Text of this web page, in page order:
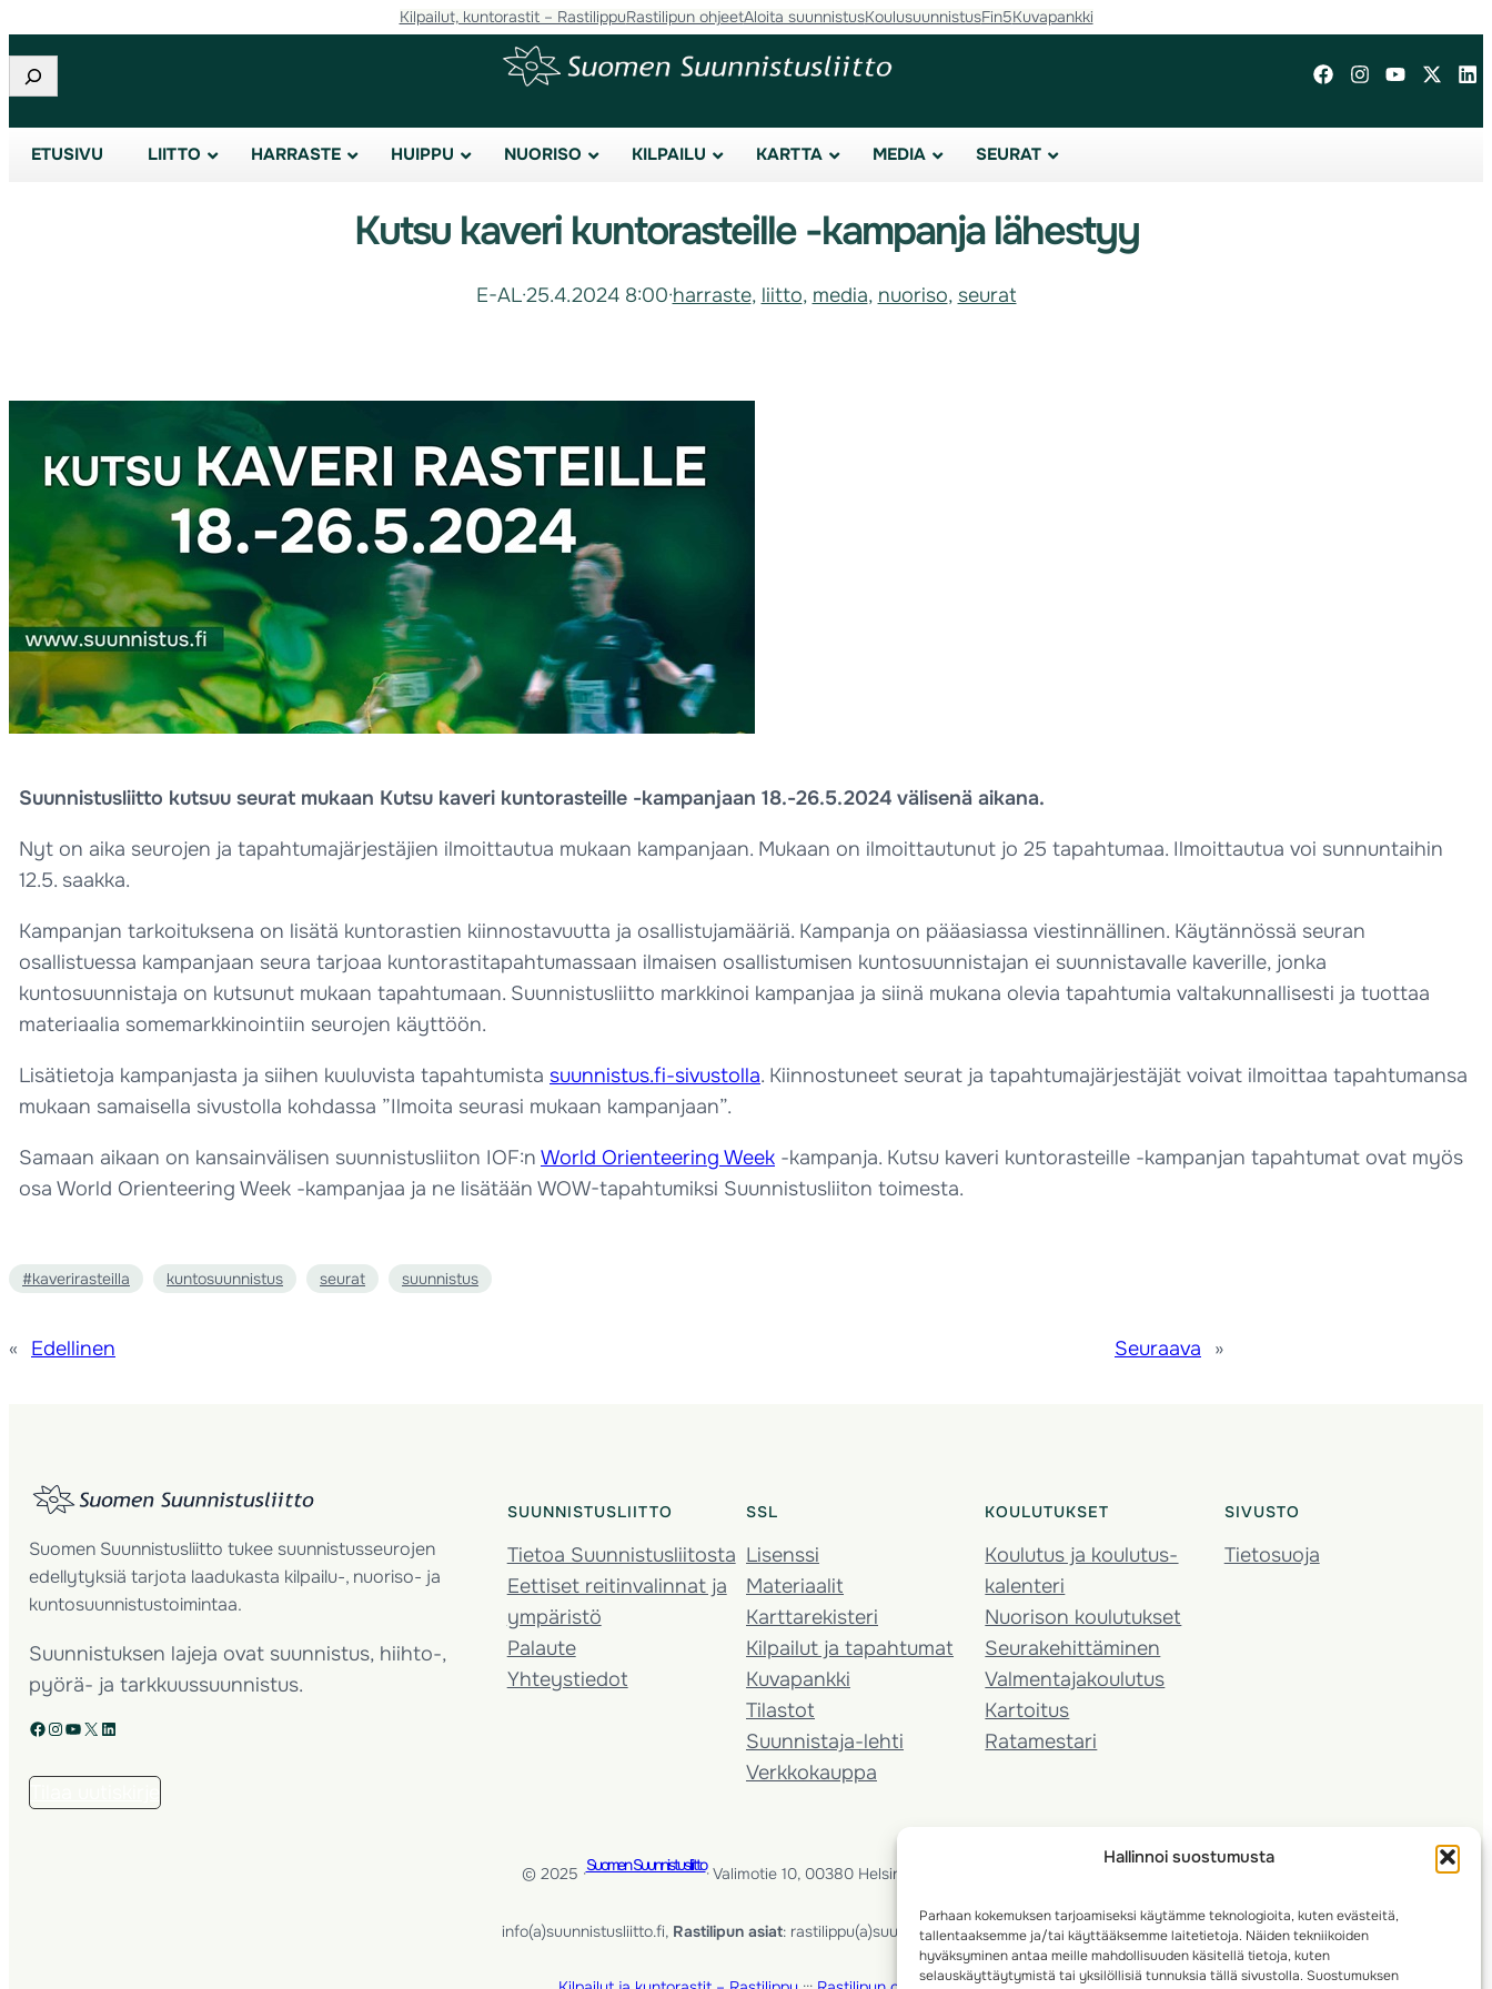
Hallinnoi suostumusta
Parhaan kokemuksen tarjoamiseksi käytämme teknologioita, kuten evästeitä,
tallentaaksemme ja/tai käyttääksemme laitetietoja. Näiden tekniikoiden
hyväksyminen antaa meille mahdollisuuden käsitellä tietoja, kuten
selauskäyttäytymistä tai yksilöllisiä tunnuksia tällä sivustolla. Suostumuksen
Kilpailut, kuntorastit – RastilippuRastilipun ohjeetAloita suunnistusKoulusuunnistusFin5Kuvapankki
Etsi
ETUSIVU LIITTO HARRASTE HUIPPU NUORISO KILPAILU KARTTA MEDIA SEURAT
Kutsu kaveri kuntorasteille -kampanja lähestyy
E-AL·25.4.2024 8:00·harraste, liitto, media, nuoriso, seurat
Suunnistusliitto kutsuu seurat mukaan Kutsu kaveri kuntorasteille -kampanjaan 18.-26.5.2024 välisenä aikana.
Nyt on aika seurojen ja tapahtumajärjestäjien ilmoittautua mukaan kampanjaan. Mukaan on ilmoittautunut jo 25 tapahtumaa. Ilmoittautua voi sunnuntaihin
12.5. saakka.
Kampanjan tarkoituksena on lisätä kuntorastien kiinnostavuutta ja osallistujamääriä. Kampanja on pääasiassa viestinnällinen. Käytännössä seuran
osallistuessa kampanjaan seura tarjoaa kuntorastitapahtumassaan ilmaisen osallistumisen kuntosuunnistajan ei suunnistavalle kaverille, jonka
kuntosuunnistaja on kutsunut mukaan tapahtumaan. Suunnistusliitto markkinoi kampanjaa ja siinä mukana olevia tapahtumia valtakunnallisesti ja tuottaa
materiaalia somemarkkinointiin seurojen käyttöön.
Lisätietoja kampanjasta ja siihen kuuluvista tapahtumista suunnistus.fi-sivustolla. Kiinnostuneet seurat ja tapahtumajärjestäjät voivat ilmoittaa tapahtumansa
mukaan samaisella sivustolla kohdassa ”Ilmoita seurasi mukaan kampanjaan”.
Samaan aikaan on kansainvälisen suunnistusliiton IOF:n World Orienteering Week -kampanja. Kutsu kaveri kuntorasteille -kampanjan tapahtumat ovat myös
osa World Orienteering Week -kampanjaa ja ne lisätään WOW-tapahtumiksi Suunnistusliiton toimesta.
#kaverirasteilla kuntosuunnistus seurat suunnistus
« Edellinen Seuraava »
Suomen Suunnistusliitto tukee suunnistusseurojen
edellytyksiä tarjota laadukasta kilpailu-, nuoriso- ja
kuntosuunnistustoimintaa.
Suunnistuksen lajeja ovat suunnistus, hiihto-,
pyörä- ja tarkkuussuunnistus.
Facebook Instagram YouTube X LinkedIn
SUUNNISTUSLIITTO
Tietoa Suunnistusliitosta
Eettiset reitinvalinnat ja
ympäristö
Palaute
Yhteystiedot
SSL
Lisenssi
Materiaalit
Karttarekisteri
Kilpailut ja tapahtumat
Kuvapankki
Tilastot
Suunnistaja-lehti
Verkkokauppa
KOULUTUKSET
Koulutus ja koulutus­
kalenteri
Nuorison koulutukset
Seura­kehittäminen
Valmentaja­koulutus
Kartoitus
Ratamestari
SIVUSTO
Tietosuoja
© 2025 ·Suomen Suunnistusliitto· Valimotie 10, 00380 Helsinki, Finland
info(a)suunnistusliitto.fi, Rastilipun asiat: rastilippu(a)suunnistusliitto.fi